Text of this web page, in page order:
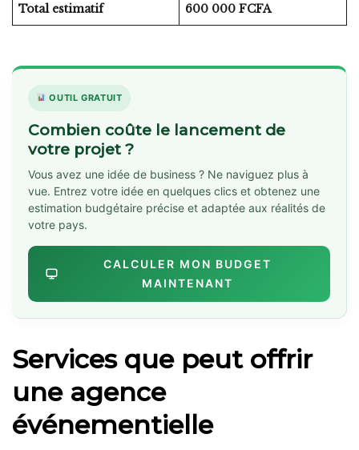
Total estimatif 600 000 FCFA
OUTIL GRATUIT
Combien coûte le lancement de
votre projet ?
Vous avez une idée de business ? Ne naviguez plus à
vue. Entrez votre idée en quelques clics et obtenez une
estimation budgétaire précise et adaptée aux réalités de
votre pays.
CALCULER MON BUDGET
MAINTENANT
Services que peut offrir
une agence
événementielle